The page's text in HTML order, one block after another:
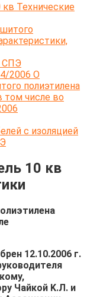
Технические
СПЭ
2006 О
полиэтилена
том числе во
с изоляцией
10 кв
12.10.2006 г.
Чайкой K.Л. и